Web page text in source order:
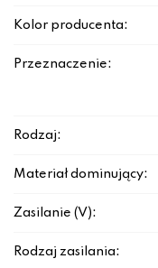
Kolor producenta:
Przeznaczenie:
Rodzaj:
Materiał dominujący:
Zasilanie (V):
Rodzaj zasilania: